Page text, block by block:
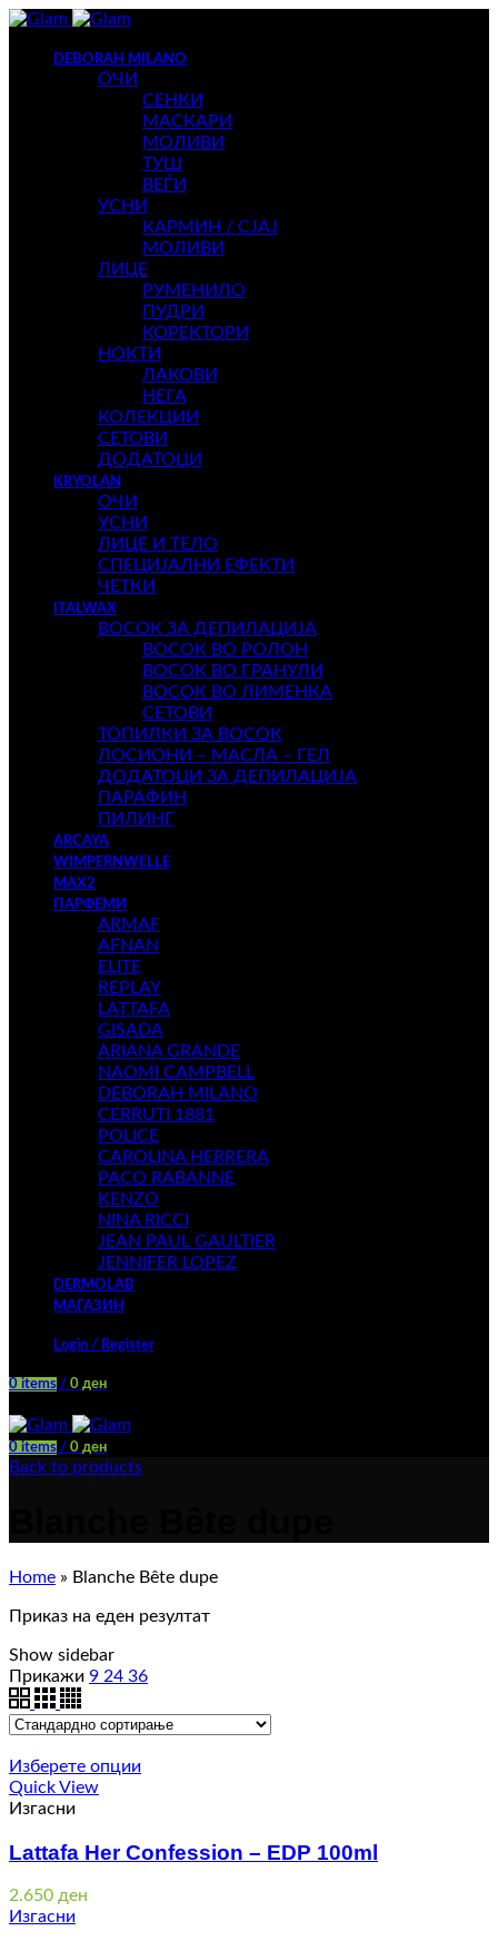
DEBORAH MILANO
ОЧИ
СЕНКИ
МАСКАРИ
МОЛИВИ
ТУШ
ВЕЃИ
УСНИ
КАРМИН / СЈАЈ
МОЛИВИ
ЛИЦЕ
РУМЕНИЛО
ПУДРИ
КОРЕКТОРИ
НОКТИ
ЛАКОВИ
НЕГА
КОЛЕКЦИИ
СЕТОВИ
ДОДАТОЦИ
KRYOLAN
ОЧИ
УСНИ
ЛИЦЕ И ТЕЛО
СПЕЦИЈАЛНИ ЕФЕКТИ
ЧЕТКИ
ITALWAX
ВОСОК ЗА ДЕПИЛАЦИЈА
ВОСОК ВО РОЛОН
ВОСОК ВО ГРАНУЛИ
ВОСОК ВО ЛИМЕНКА
СЕТОВИ
ТОПИЛКИ ЗА ВОСОК
ЛОСИОНИ – МАСЛА – ГЕЛ
ДОДАТОЦИ ЗА ДЕПИЛАЦИЈА
ПАРАФИН
ПИЛИНГ
ARCAYA
WIMPERNWELLE
MAX2
ПАРФЕМИ
ARMAF
AFNAN
ELITE
REPLAY
LATTAFA
GISADA
ARIANA GRANDE
NAOMI CAMPBELL
DEBORAH MILANO
CERRUTI 1881
POLICE
CAROLINA HERRERA
PACO RABANNE
KENZO
NINA RICCI
JEAN PAUL GAULTIER
JENNIFER LOPEZ
DERMOLAB
МАГАЗИН
Login / Register
0 items / 0 ден
0 items / 0 ден
Back to products
Home » Blanche Bête dupe
Приказ на еден резултат
Show sidebar
Прикажи 9 24 36
Изберете опции
Quick View
Изгасни
Lattafa Her Confession – EDP 100ml
2.650 ден
Изгасни